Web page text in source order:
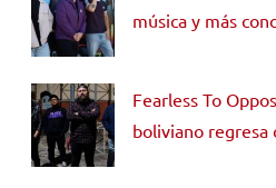
música y más
Fearless To
boliviano regresa